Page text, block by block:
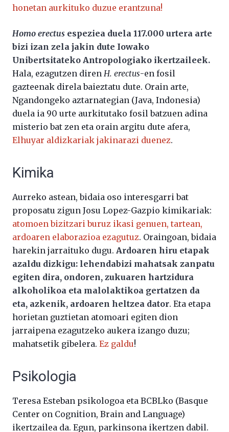
honetan aurkituko duzue erantzuna!
Homo erectus espeziea duela 117.000 urtera arte
bizi izan zela jakin dute Iowako
Unibertsitateko Antropologiako ikertzaileek.
Hala, ezagutzen diren H. erectus-en fosil
gazteenak direla baieztatu dute. Orain arte,
Ngandongeko aztarnategian (Java, Indonesia)
duela ia 90 urte aurkitutako fosil batzuen adina
misterio bat zen eta orain argitu dute afera,
Elhuyar aldizkariak jakinarazi duenez.
Kimika
Aurreko astean, bidaia oso interesgarri bat
proposatu zigun Josu Lopez-Gazpio kimikariak:
atomoen bizitzari buruz ikasi genuen, tartean,
ardoaren elaborazioa ezagutuz. Oraingoan, bidaia
harekin jarraituko dugu. Ardoaren hiru etapak
azaldu dizkigu: lehendabizi mahatsak zanpatu
egiten dira, ondoren, zukuaren hartzidura
alkoholikoa eta malolaktikoa gertatzen da
eta, azkenik, ardoaren heltzea dator. Eta etapa
horietan guztietan atomoari egiten dion
jarraipena ezagutzeko aukera izango duzu;
mahatsetik gibelera. Ez galdu!
Psikologia
Teresa Esteban psikologoa eta BCBLko (Basque
Center on Cognition, Brain and Language)
ikertzailea da. Egun, parkinsona ikertzen dabil.